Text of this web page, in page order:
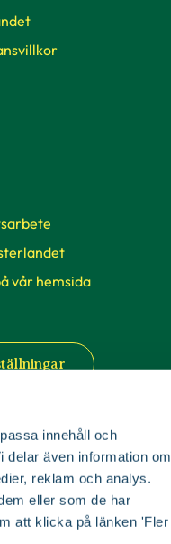
innehåll och
delar även information om
reklam och analys.
eller som de har
att klicka på länken 'Fler
vår hemsida